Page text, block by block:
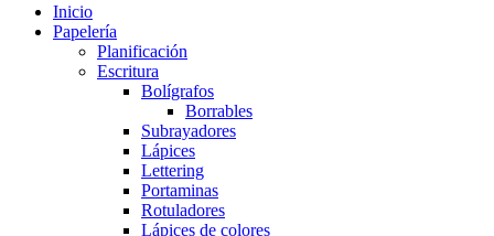
Inicio
Papelería
Planificación
Escritura
Bolígrafos
Borrables
Subrayadores
Lápices
Lettering
Portaminas
Rotuladores
Lápices de colores